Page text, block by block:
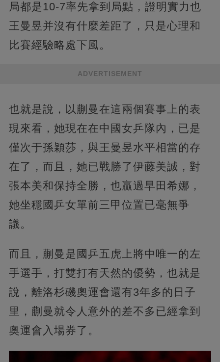
局都是10-7率先拿到局點，證明實力也
王曼昱并沒有什麼差距了，只是心理和
比賽經驗略處下風。
ADVERTISEMENT
也就是說，以蒯曼在這兩個賽事上的表
現來看，她現在在中國女乒隊內，已是
僅次于孫穎莎，與王曼昱水平相當的存
在了，而且，她已戰勝了伊藤美誠，對
張本美和保持全勝，也贏過早田希娜，
她坐穩國乒女單前三甲位置已毫無爭
議。
而且，蒯曼是國乒五虎上將中唯一的左
手選手，打雙打有天然的優勢，也就是
說，離洛杉磯奧運會還有3年多的日子
里，蒯曼就令人意外的差不多已經拿到
奧運會入場券了。